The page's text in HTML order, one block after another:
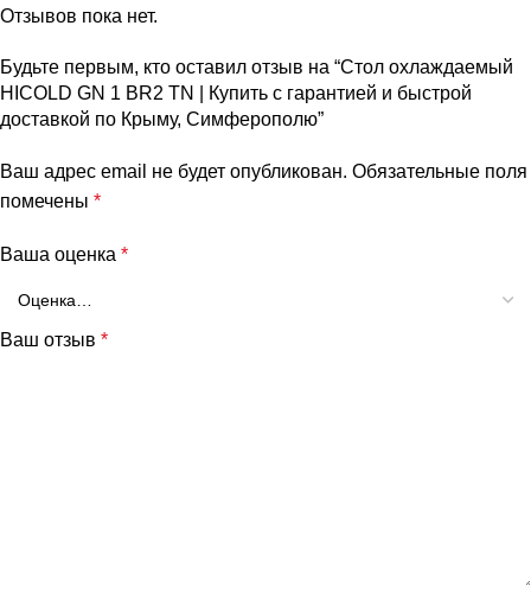
Отзывов пока нет.
Будьте первым, кто оставил отзыв на “Стол охлаждаемый
HICOLD GN 1 BR2 TN | Купить с гарантией и быстрой
доставкой по Крыму, Симферополю”
Ваш адрес email не будет опубликован. Обязательные поля
помечены *
Ваша оценка *
Ваш отзыв *